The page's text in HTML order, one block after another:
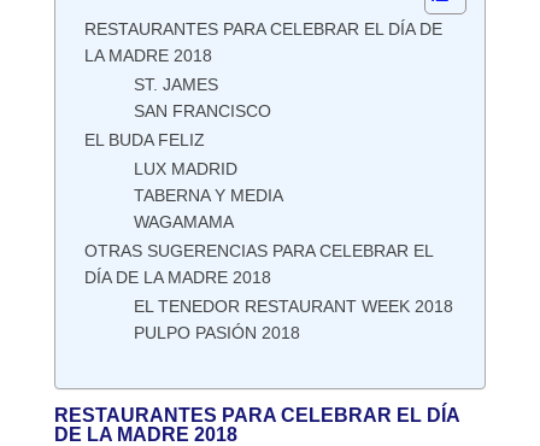
RESTAURANTES PARA CELEBRAR EL DÍA DE
LA MADRE 2018
ST. JAMES
SAN FRANCISCO
EL BUDA FELIZ
LUX MADRID
TABERNA Y MEDIA
WAGAMAMA
OTRAS SUGERENCIAS PARA CELEBRAR EL
DÍA DE LA MADRE 2018
EL TENEDOR RESTAURANT WEEK 2018
PULPO PASIÓN 2018
RESTAURANTES PARA CELEBRAR EL DÍA
DE LA MADRE 2018